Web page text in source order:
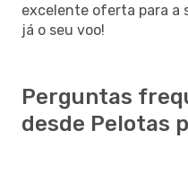
excelente oferta para a
já o seu voo!
Perguntas
desde Pelotas